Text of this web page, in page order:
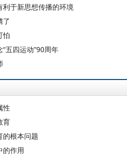
于新思想传播的环境
了
怕
五四运动”90周年
性
育
的根本问题
的作用